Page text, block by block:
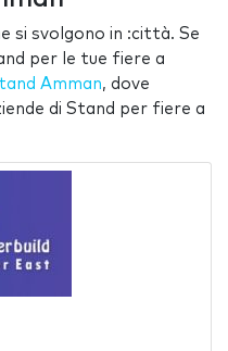
si svolgono in :città. Se
per le tue fiere a
Amman, dove
di Stand per fiere a